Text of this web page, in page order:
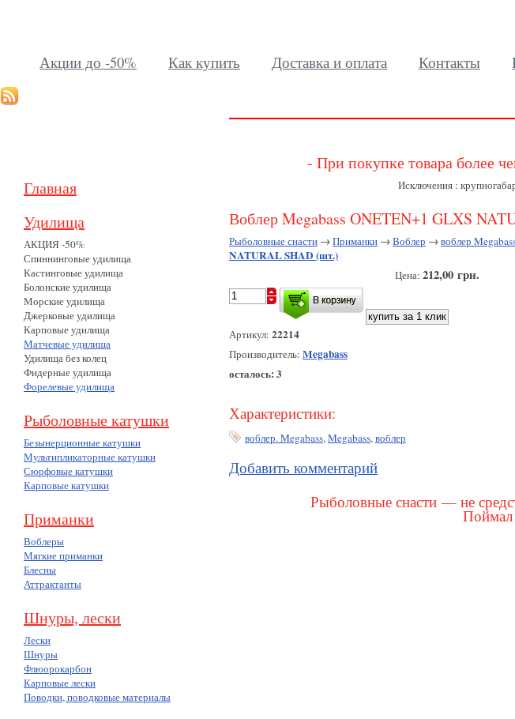
Акции до -50% Как купить Доставка и оплата Контакты
Главная
Удилища
АКЦИЯ -50%
Спиннинговые удилища
Кастинговые удилища
Болонские удилища
Морские удилища
Джерковые удилища
Карповые удилища
Матчевые удилища
Удилища без колец
Фидерные удилища
Форелевые удилища
Рыболовные катушки
Безынерционные катушки
Мультипликаторные катушки
Сюрфовые катушки
Карповые катушки
Приманки
Воблеры
Мягкие приманки
Блесны
Аттрактанты
Шнуры, лески
Лески
Шнуры
Флюорокарбон
Карповые лески
Поводки, поводковые материалы
- При покупке товара более
Исключения :
Воблер Megabass ONETEN+1 GLXS
Рыболовные снасти →Приманки →Воблер →воблер
NATURAL SHAD (шт.)
Цена: 212,00 грн.
Артикул: 22214
Производитель: Megabass
осталось: 3
Характеристики:
воблер. Megabass,Megabass,воблер
Добавить комментарий
Рыболовные снасти — не